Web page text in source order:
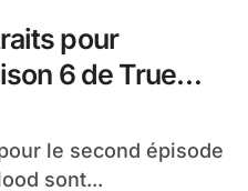
pour
6 de True
sont...